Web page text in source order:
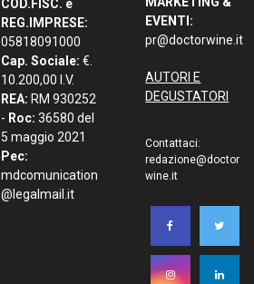
COD.FISC. e
REG.IMPRESE:
05818091000
Cap. Sociale: €.
10.200,00 I.V.
REA: RM 930252
- Roc: 36580 del
5 maggio 2021
Pec:
mdcomunication
@legalmail.it
EVENTI:
pr@doctorwine.it
AUTORI E
DEGUSTATORI
Contattaci:
redazione@doctor
wine.it